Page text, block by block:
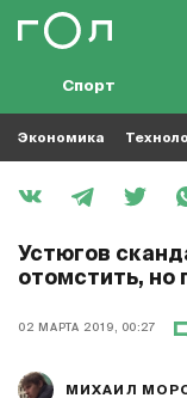
Спорт
Экономика
Устюгов
отомстить, но
02 МАРТА 2019, 00:27
МИХАИЛ